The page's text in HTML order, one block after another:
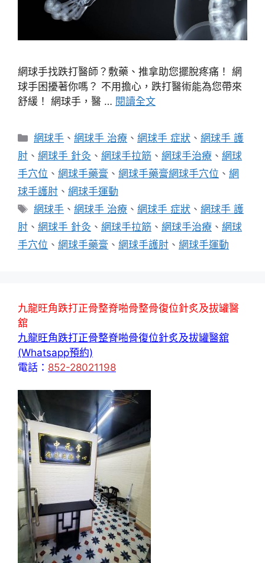
網球手找跌打醫師？敷藥、推拿助您擺脫疼痛！ 網
球手困擾著你嗎？ 不用擔心，跌打醫術能為您帶來
舒緩！ 網球手，醫 … 閱讀全文
分
類
網球手 、網球手 治療 、網球手 症狀 、網球手 護
肘 、 網球手 針灸 、 網球手拉筋 、 網球手治療 、 網球
手穴位 、 網球手藥膏 、 網球手藥膏網球手穴位 、 網
球手護肘 、 網球手運動
標
籤
網球手 、網球手 治療 、網球手 症狀 、網球手 護
肘 、 網球手 針灸 、 網球手拉筋 、 網球手治療 、 網球
手穴位 、 網球手藥膏 、 網球手護肘 、 網球手運動
九龍旺角跌打正骨整脊啪骨整骨復位針炙及拔罐醫
舘
九龍旺角跌打正骨整脊啪骨復位針炙及拔罐醫舘
(Whatsapp預約)
電話： 852-28021198